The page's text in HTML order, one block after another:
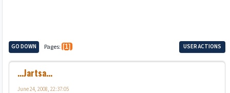
GO DOWN Pages 1 USER ACTIONS
...Jartsa...
June 24, 2008, 22:37:05